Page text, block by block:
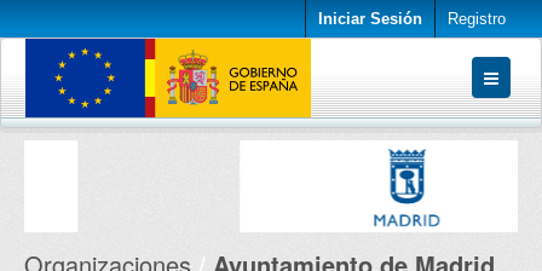
Iniciar Sesión Registro
Conjuntos de datos